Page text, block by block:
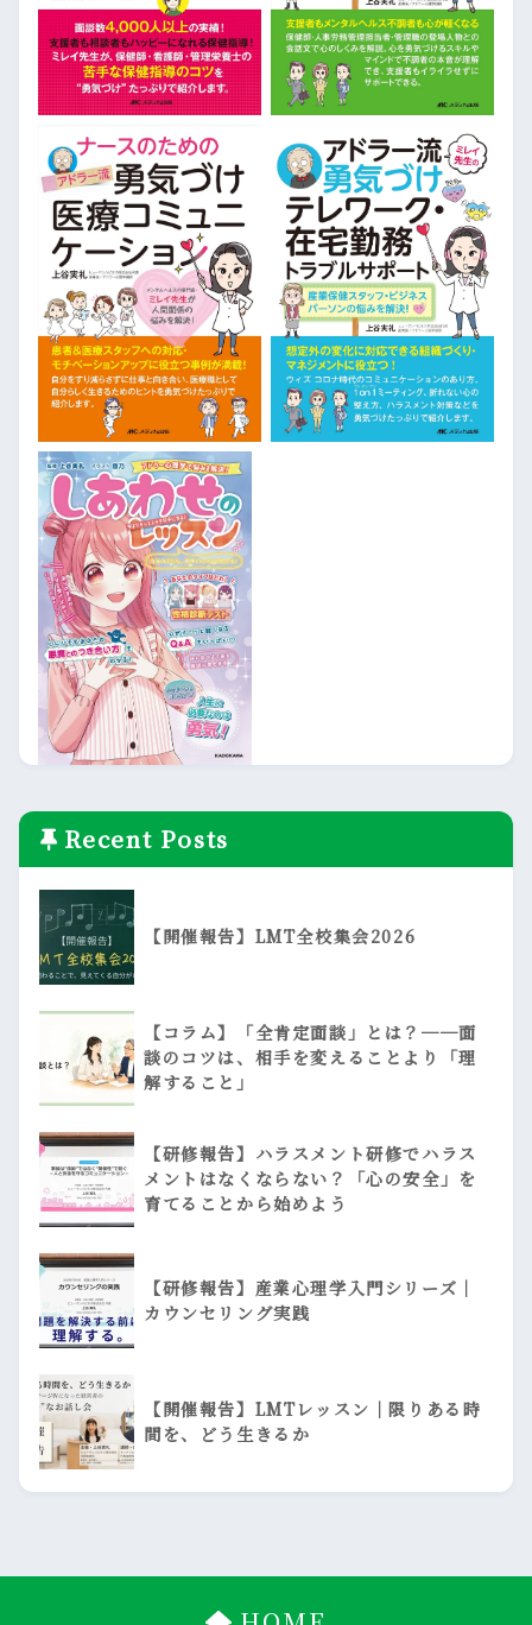
Recent Posts
【開催報告】LMT全校集会2026
【コラム】「全肯定面談」とは？──面
談のコツは、相手を変えることより「理
解すること」
【研修報告】ハラスメント研修でハラス
メントはなくならない？「心の安全」を
育てることから始めよう
【研修報告】産業心理学入門シリーズ｜
カウンセリング実践
【開催報告】LMTレッスン｜限りある時
間を、どう生きるか